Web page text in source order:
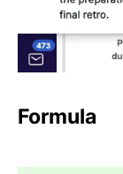
Formula